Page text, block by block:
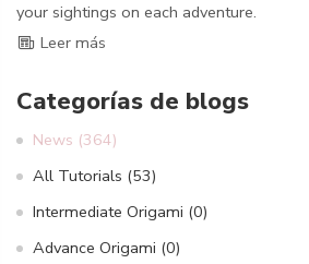
Categorías de blogs
News (364)
All Tutorials (53)
Intermediate Origami (0)
Advance Origami (0)
your sightings on each adventure.
Leer más